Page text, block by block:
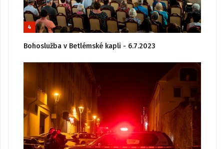
4
Bohoslužba v Betlémské kapli - 6.7.2023